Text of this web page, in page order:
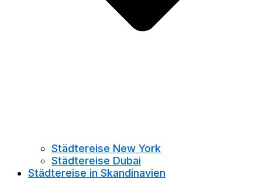
Städtereise New York
Städtereise Dubai
Städtereise in Skandinavien